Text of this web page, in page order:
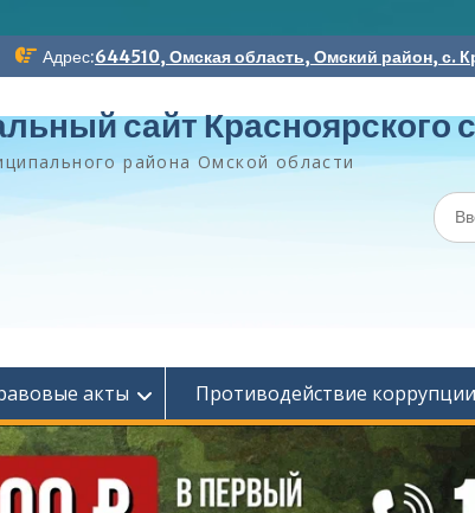
Адрес:644510, Омская область, Омский район, с.
сайт Красноярского
района Омской области
Поиск
по:
акты Противодействие коррупции